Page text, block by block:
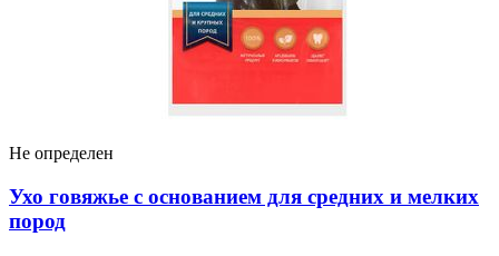
Не определен
Ухо говяжье с основанием для средних и мелких
пород